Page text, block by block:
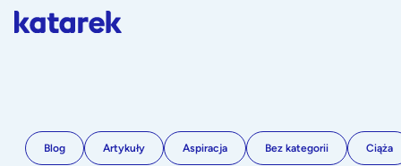
Blog Artykuły Aspiracja Bez kategorii Ciąża